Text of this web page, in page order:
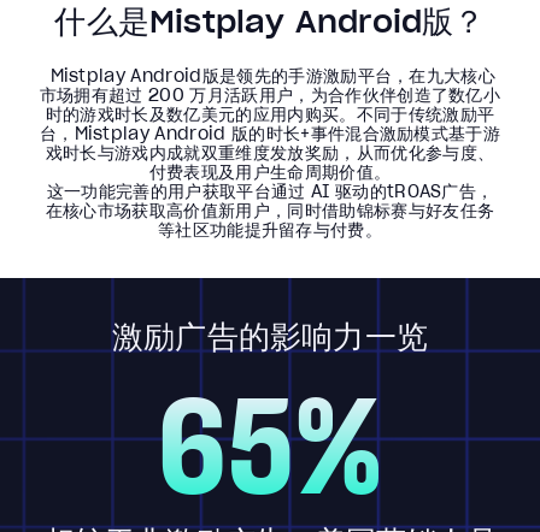
什么是Mistplay Android版？
Mistplay Android版是领先的手游激励平台，在九大核心
市场拥有超过 200 万月活跃用户，为合作伙伴创造了数亿小
时的游戏时长及数亿美元的应用内购买。不同于传统激励平
台，Mistplay Android 版的时长+事件混合激励模式基于游
戏时长与游戏内成就双重维度发放奖励，从而优化参与度、
付费表现及用户生命周期价值。
这一功能完善的用户获取平台通过 AI 驱动的tROAS广告，
在核心市场获取高价值新用户，同时借助锦标赛与好友任务
等社区功能提升留存与付费。
激励广告的影响力一览
65%